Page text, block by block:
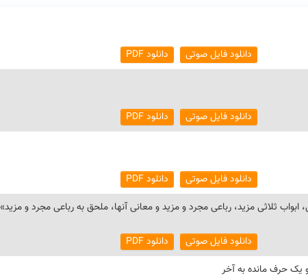
دانلود فایل صوتی
دانلود PDF
دانلود فایل صوتی
دانلود PDF
دانلود فایل صوتی
دانلود PDF
ثلاثی مزید، رباعی مجرد و مزید و معانی آنها، ملحق به رباعی مجرد و مزید»
دانلود فایل صوتی
دانلود PDF
حرف مانده به آخر